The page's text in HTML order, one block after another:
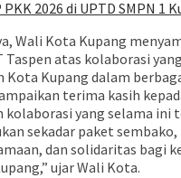
2026 di UPTD SMPN 1
Wali Kota Kupang
Taspen atas kolaborasi
Kota Kupang dalam
terima kasih
kolaborasi yang selama ini
sekadar paket
dan solidaritas bagi
ujar Wali Kota.